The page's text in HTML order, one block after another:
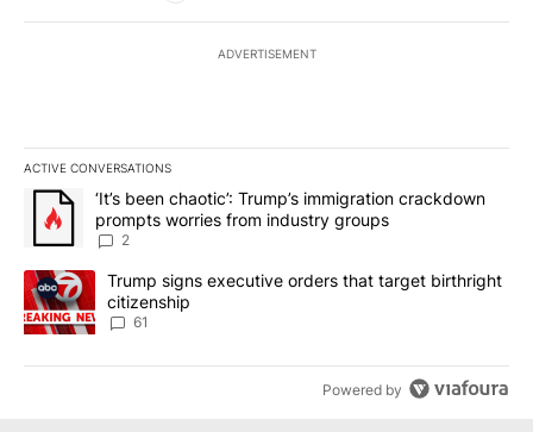
ADVERTISEMENT
ACTIVE CONVERSATIONS
The following is a list of the most commented articles in the last
A trending article titled "‘It’s been chaotic’: Trump’s
‘It’s been chaotic’: Trump’s immigration crackdown
prompts worries from industry groups
2
A trending article titled "Trump signs executive orders that
Trump signs executive orders that target birthright
citizenship
61
Powered by